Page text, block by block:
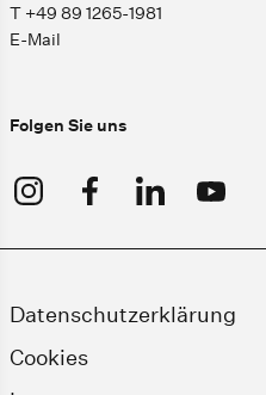
T +49 89 1265-1981
E-Mail
Folgen Sie uns
Datenschutzerklärung
Cookies